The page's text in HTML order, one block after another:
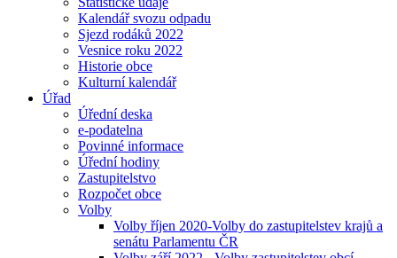
Kalendář svozu odpadu
Sjezd rodáků 2022
Vesnice roku 2022
Historie obce
Kulturní kalendář
Úřad
Úřední deska
e-podatelna
Povinné informace
Úřední hodiny
Zastupitelstvo
Rozpočet obce
Volby
Volby říjen 2020-Volby do zastupitelstev krajů a
senátu Parlamentu ČR